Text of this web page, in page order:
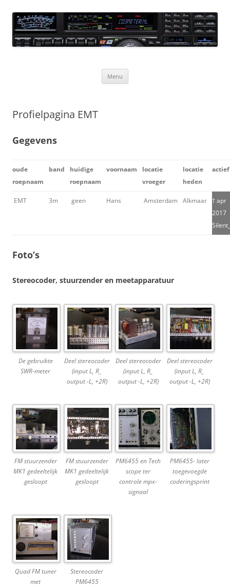
naar
de
inhoud CQ3meter
Website door en voor radio-amateurs
Menu
Profielpagina EMT
Gegevens
oude
roepnaam
band
huidige
roepnaam
voornaam
locatie
vroeger
locatie
heden
actief
EMT 3m geen Hans Amsterdam Alkmaar † apr
2017
Foto’s
Stereocoder, stuurzender en meetapparatuur
De gebruikte
SWR-meter
Deel stereocoder
(input L, R_
output -L, +2R)
Deel stereocoder
(input L, R_
output -L, +2R)
Deel stereocoder
(input L, R_
output -L, +2R)
FM stuurzender
MK1 gedeeltelijk
gesloopt
FM stuurzender
MK1 gedeeltelijk
gesloopt
PM6455 en Tech
scope ter
controle mpx-
signaal
PM6455- later
toegevoegde
coderingsprint
Quad FM tuner
met
Stereocoder
PM6455